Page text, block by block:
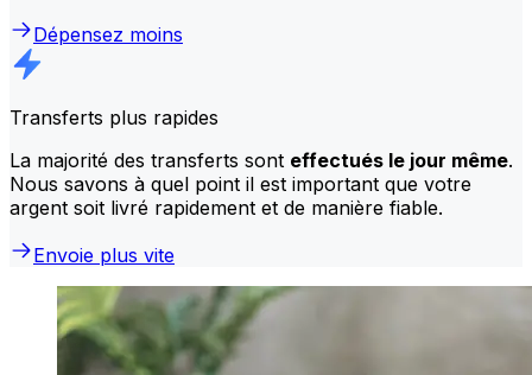
Dépensez moins
Transferts plus rapides
La majorité des transferts sont effectués le jour même.
Nous savons à quel point il est important que votre
argent soit livré rapidement et de manière fiable.
Envoie plus vite